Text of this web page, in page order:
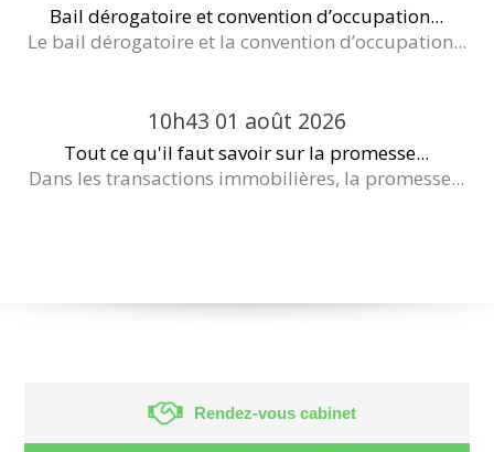
Bail dérogatoire et convention d’occupation...
Le bail dérogatoire et la convention d’occupation...
10h43 01 août 2026
Tout ce qu'il faut savoir sur la promesse...
Dans les transactions immobilières, la promesse...
Rendez-vous cabinet